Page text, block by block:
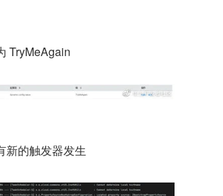
TryMeAgain
新的触发器发生